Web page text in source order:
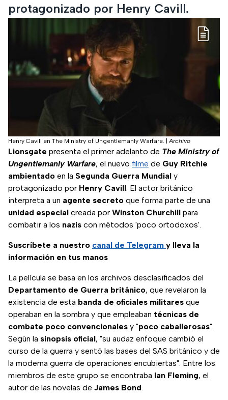
protagonizado por Henry Cavill.
Henry Cavill en The Ministry of Ungentlemanly Warfare. |Archivo
Lionsgate presenta el primer adelanto de The Ministry of
Ungentlemanly Warfare, el nuevo filme de Guy Ritchie
ambientado en la Segunda Guerra Mundial y
protagonizado por Henry Cavill. El actor británico
interpreta a un agente secreto que forma parte de una
unidad especial creada por Winston Churchill para
combatir a los nazis con métodos 'poco ortodoxos'.
Suscríbete a nuestro canal de Telegram y lleva la
información en tus manos
La película se basa en los archivos desclasificados del
Departamento de Guerra británico, que revelaron la
existencia de esta banda de oficiales militares que
operaban en la sombra y que empleaban técnicas de
combate poco convencionales y "poco caballerosas".
Según la sinopsis oficial, "su audaz enfoque cambió el
curso de la guerra y sentó las bases del SAS británico y de
la moderna guerra de operaciones encubiertas". Entre los
miembros de este grupo se encontraba Ian Fleming, el
autor de las novelas de James Bond.